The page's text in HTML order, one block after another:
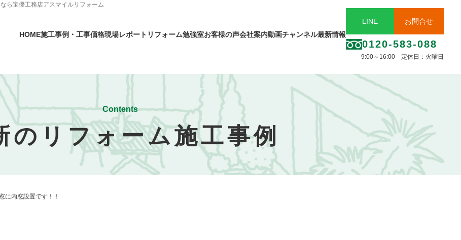
ら宝優工務店アスマイルリフォーム
HOME施工事例・工事価格現場レポート リフォーム勉強室お客様の声会社案内動画チャンネル最新情報
LINE お問合せ
0120-583-088
9:00～16:00 定休日：火曜日
Contents
のリフォーム施工事例
に内窓設置です！！